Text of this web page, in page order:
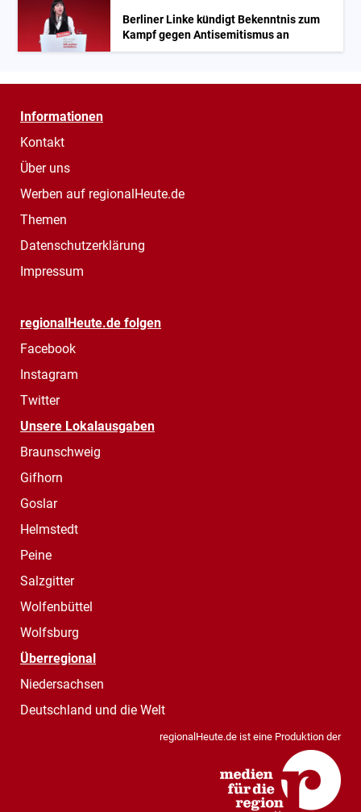
Berliner Linke kündigt Bekenntnis zum
Kampf gegen Antisemitismus an
Informationen
Kontakt
Über uns
Werben auf regionalHeute.de
Themen
Datenschutzerklärung
Impressum
regionalHeute.de folgen
Facebook
Instagram
Twitter
Unsere Lokalausgaben
Braunschweig
Gifhorn
Goslar
Helmstedt
Peine
Salzgitter
Wolfenbüttel
Wolfsburg
Überregional
Niedersachsen
Deutschland und die Welt
regionalHeute.de ist eine Produktion der